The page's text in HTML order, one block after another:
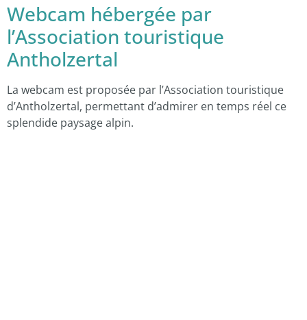
Webcam hébergée par
l’Association touristique
Antholzertal
La webcam est proposée par l’Association touristique
d’Antholzertal, permettant d’admirer en temps réel ce
splendide paysage alpin.